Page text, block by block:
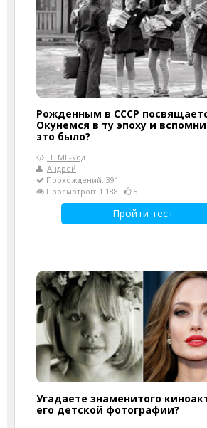
Рожденным в СССР
Окунемся в ту эпоху и
это было?
HTML-код
Андрей
Прохождений: 391
Просмотров: 1 188
5
Пройти тест
Угадаете знаменитого
его детской фотографии?